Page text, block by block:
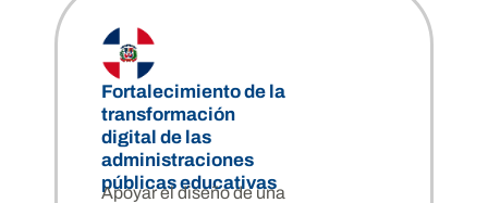
Fortalecimiento de la
transformación
digital de las
administraciones
públicas educativas
Apoyar el diseño de una